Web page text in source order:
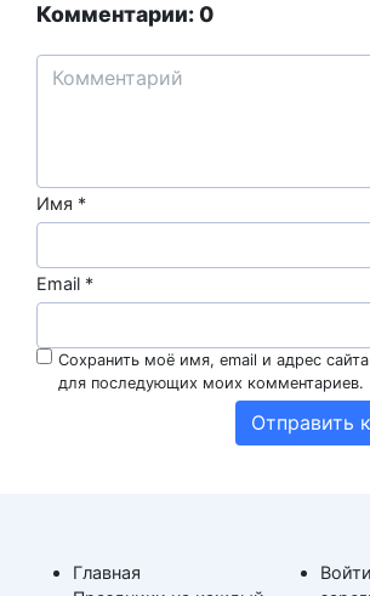
Комментарии: 0
Имя *
Email *
Сохранить моё имя, email и адрес
для последующих моих комментариев.
Главная